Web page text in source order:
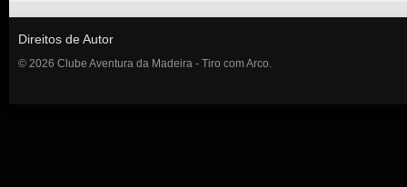
Direitos de Autor
© 2026 Clube Aventura da Madeira - Tiro com Arco.